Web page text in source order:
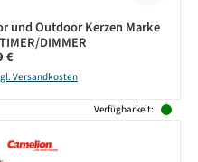
und Outdoor Kerzen Marke
DIMMER
Preis:
€
Versandkosten
Verfügbarkeit: